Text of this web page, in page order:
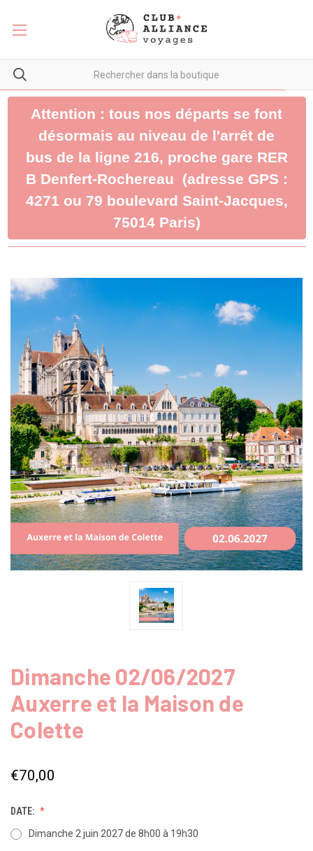
Attention : tous nos départs se font
désormais au niveau de l'arrêt de
bus de la ligne 216, proche gare RER
B Denfert-Rochereau (adresse GPS :
4271 ou 79 boulevard Saint-Jacques,
75014 Paris)
Dimanche 02/06/2027
Auxerre et la Maison de
Colette
€70,00
DATE:
Dimanche 2 juin 2027 de 8h00 à 19h30